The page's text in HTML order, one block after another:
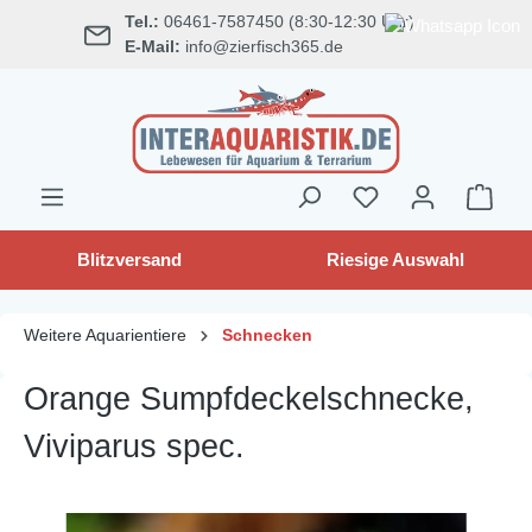
springen Tel.: 06461-7587450 (8:30-12:30 Uhr)
E-Mail: info@zierfisch365.de
Blitzversand Riesige Auswahl
Weitere Aquarientiere Schnecken
Orange Sumpfdeckelschnecke,
Viviparus spec.
Bildergalerie überspringen